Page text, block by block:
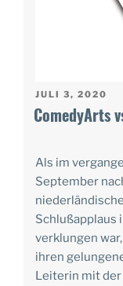
AM
JULI 3, 2020
ComedyArts
Als im
September
Schlußapplaus
verklungen
ihren
Leiterin mit